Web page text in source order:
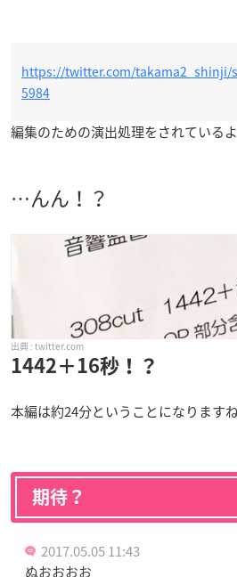
https://twitter.com/takama2_shinji/
5984
編集のための演出処理をされているよ
…んん！？
twitter.com
1442＋16秒！？
本編は約24分ということになりますね
期待？
2017.05.05 11:43
ぬおおおお